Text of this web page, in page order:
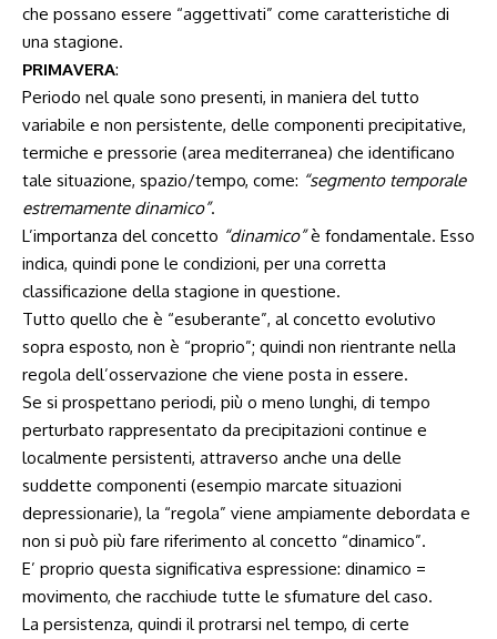
che possano essere “aggettivati” come caratteristiche di
una stagione.
PRIMAVERA:
Periodo nel quale sono presenti, in maniera del tutto
variabile e non persistente, delle componenti precipitative,
termiche e pressorie (area mediterranea) che identificano
tale situazione, spazio/tempo, come: “segmento temporale
estremamente dinamico”.
L’importanza del concetto “dinamico”è fondamentale. Esso
indica, quindi pone le condizioni, per una corretta
classificazione della stagione in questione.
Tutto quello che è “esuberante”, al concetto evolutivo
sopra esposto, non è “proprio”; quindi non rientrante nella
regola dell’osservazione che viene posta in essere.
Se si prospettano periodi, più o meno lunghi, di tempo
perturbato rappresentato da precipitazioni continue e
localmente persistenti, attraverso anche una delle
suddette componenti (esempio marcate situazioni
depressionarie), la “regola” viene ampiamente debordata e
non si può più fare riferimento al concetto “dinamico”.
E’ proprio questa significativa espressione: dinamico =
movimento, che racchiude tutte le sfumature del caso.
La persistenza, quindi il protrarsi nel tempo, di certe